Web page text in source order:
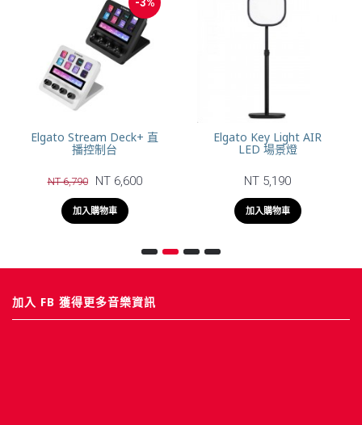
Elgato Stream Deck+ 直
播控制台
NT 6,790 NT 6,600
加入購物車
Elgato Key Light AIR
LED 場景燈
NT 5,190
加入購物車
加入 FB 獲得更多音樂資訊